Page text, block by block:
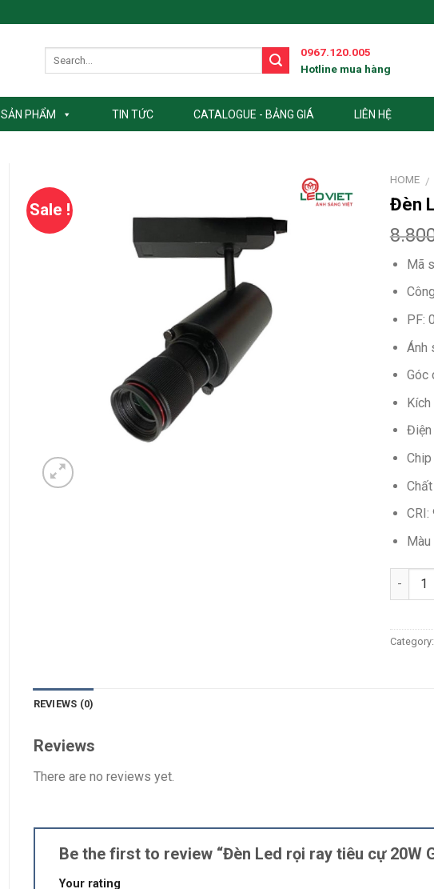
0967.120.005
Hotline mua hàng
SẢN PHẨM TIN TỨC CATALOGUE - BẢNG GIÁ LIÊN HỆ
Sale !
HOME /
Đèn
Mã
PF:
Ánh
Góc
Điện
CRI:
Quantity
Category:
REVIEWS (0)
Reviews
There are no reviews yet.
Be the first to review “Đèn Led rọi ray tiêu cự 20W
Your rating